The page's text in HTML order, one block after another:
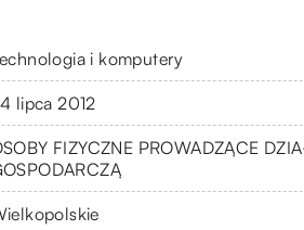
i komputery
lipca 2012
FIZYCZNE PROWADZĄCE